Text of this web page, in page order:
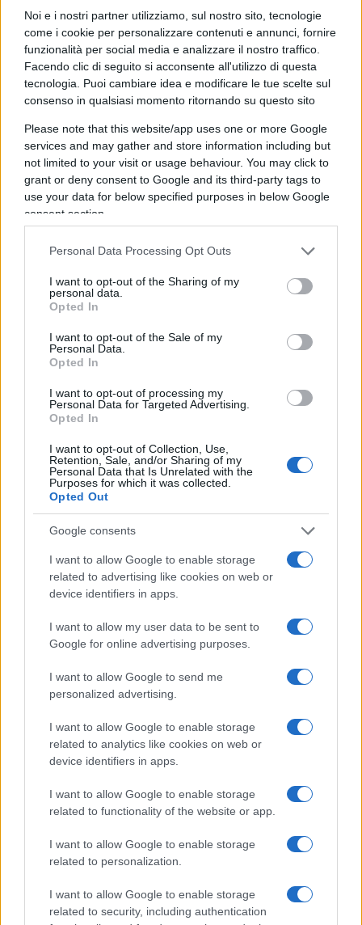
Noi e i nostri partner utilizziamo, sul nostro sito, tecnologie
come i cookie per personalizzare contenuti e annunci, fornire
funzionalità per social media e analizzare il nostro traffico.
Facendo clic di seguito si acconsente all'utilizzo di questa
tecnologia. Puoi cambiare idea e modificare le tue scelte sul
consenso in qualsiasi momento ritornando su questo sito
Please note that this website/app uses one or more Google
services and may gather and store information including but
not limited to your visit or usage behaviour. You may click to
grant or deny consent to Google and its third-party tags to
use your data for below specified purposes in below Google
consent section.
Personal Data Processing Opt Outs
I want to opt-out of the Sharing of my
personal data.
Opted In
I want to opt-out of the Sale of my
Personal Data.
Opted In
I want to opt-out of processing my
Personal Data for Targeted Advertising.
Opted In
I want to opt-out of Collection, Use,
Retention, Sale, and/or Sharing of my
Personal Data that Is Unrelated with the
Purposes for which it was collected.
Opted Out
Google consents
I want to allow Google to enable storage
related to advertising like cookies on web or
device identifiers in apps.
I want to allow my user data to be sent to
Google for online advertising purposes.
I want to allow Google to send me
personalized advertising.
I want to allow Google to enable storage
related to analytics like cookies on web or
device identifiers in apps.
I want to allow Google to enable storage
related to functionality of the website or app.
I want to allow Google to enable storage
related to personalization.
I want to allow Google to enable storage
related to security, including authentication
hanno capito che le politiche di Trump fanno male
in primo luogo agli Stati Uniti. Fanno male a tutte
le economie, ma fanno molto male agli americani.
Ciò molto semplicemente perché – immaginiamo i
dazi al 25% sul Messico – vuol dire che tutte le
componenti della
fabbricazione delle auto negli
Usa diventano più care; una automobile diventa
più costosa anche se prodotta negli Stati Uniti
dato che stiamo parlando di assemblaggi. Ovvero
un auto realizzata negli Stati Uniti in realtà è
composta di pezzi che continuano ad andare da
una parte all’altra della frontiera 10 volte prima di
uscire dai cancelli della fabbrica.”
Analogo ragionamento Fubini lo ha poi espresso
nei riguardi delle aziende farmaceutiche
americane che operano in alcuni Paesi europei
con un costo del lavoro conveniente e che spesso
Paese in via di sviluppo. Anche essi si troveranno
gravati del pesante fardello imposto dall’attuale
inquilino della Casa Bianca. D’altro canto un
simile ragionamento serviva a suo tempo a
smontare i teorici del ritorno alla nostra liretta, i
quali immaginavano di rilanciare le esportazioni
con le tanto decantate svalutazioni competitive.
complesso il valore dei prodotti delle imprese
italiane contiene circa il70% di semilavorati
comprati all’estero, e dovendoli pagare in valuta
pregiata il loro costo subirebbe al contrario gli
competitiva.
Ci piaccia o meno,
questi sono i pregi e i difetti
della globalizzazione, la quale consente di
rispetto a qualche decennio addietro, ma nel
contempo essa non può prescindere dal varo di
accordi commerciali fondati sul libero scambio,
mister President.